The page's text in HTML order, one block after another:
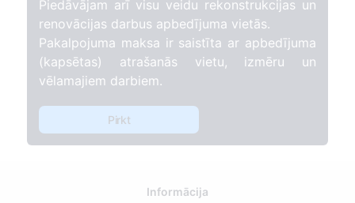
Piedāvājam arī visu veidu rekonstrukcijas un
renovācijas darbus apbedījuma vietās.
Pakalpojuma maksa ir saistīta ar apbedījuma
(kapsētas) atrašanās vietu, izmēru un
vēlamajiem darbiem.
Pirkt
Informācija